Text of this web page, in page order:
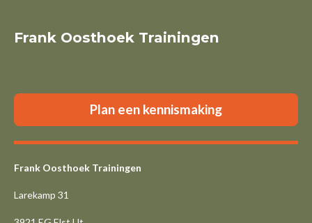
Frank Oosthoek Trainingen
Plan een kennismaking
Frank Oosthoek Trainingen
Larekamp 31